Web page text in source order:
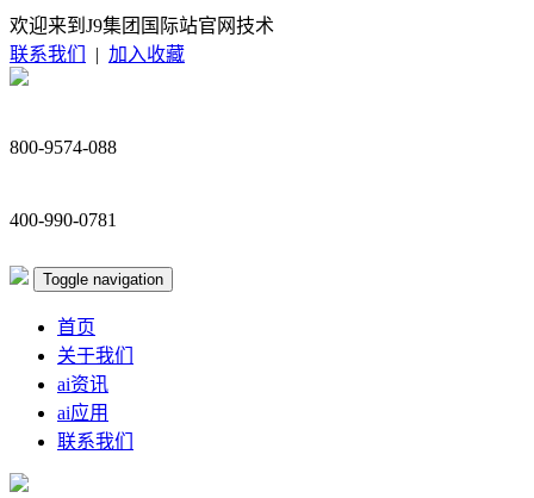
欢迎来到J9集团国际站官网技术
联系我们
| 加入收藏
800-9574-088
400-990-0781
Toggle navigation
首页
关于我们
ai资讯
ai应用
联系我们